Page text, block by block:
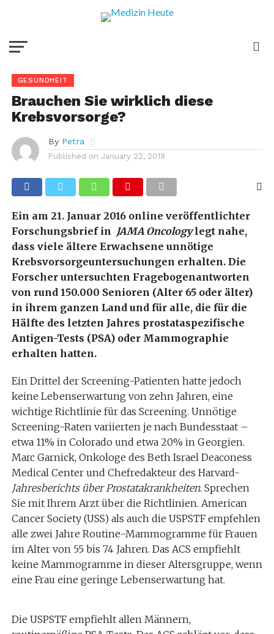
GESUNDHEIT
Brauchen Sie wirklich diese
Krebsvorsorge?
By Petra
Published on January 22, 2019
Ein am 21. Januar 2016 online veröffentlichter
Forschungsbrief in JAMA Oncologylegt nahe,
dass viele ältere Erwachsene unnötige
Krebsvorsorgeuntersuchungen erhalten. Die
Forscher untersuchten Fragebogenantworten
von rund 150.000 Senioren (Alter 65 oder älter)
in ihrem ganzen Land und für alle, die für die
Hälfte des letzten Jahres prostataspezifische
Antigen-Tests (PSA) oder Mammographie
erhalten hatten.
Ein Drittel der Screening-Patienten hatte jedoch
keine Lebenserwartung von zehn Jahren, eine
wichtige Richtlinie für das Screening. Unnötige
Screening-Raten variierten je nach Bundesstaat –
etwa 11% in Colorado und etwa 20% in Georgien.
Marc Garnick, Onkologe des Beth Israel Deaconess
Medical Center und Chefredakteur des Harvard-
Jahresberichts über Prostatakrankheiten. Sprechen
Sie mit Ihrem Arzt über die Richtlinien. American
Cancer Society (USS) als auch die USPSTF empfehlen
alle zwei Jahre Routine-Mammogramme für Frauen
im Alter von 55 bis 74 Jahren. Das ACS empfiehlt
keine Mammogramme in dieser Altersgruppe, wenn
eine Frau eine geringe Lebenserwartung hat.
Die USPSTF empfiehlt allen Männern,